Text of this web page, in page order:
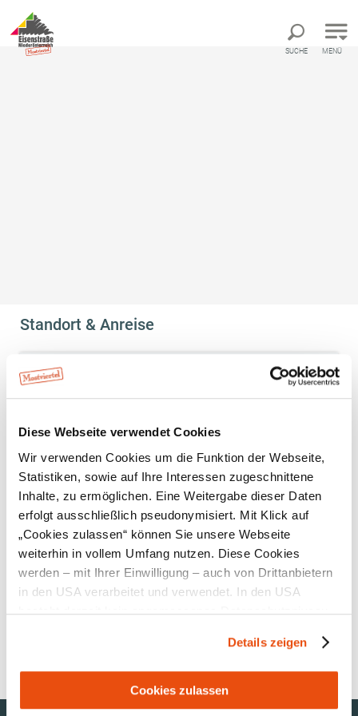
Diese Webseite verwendet Cookies
Wir verwenden Cookies um die Funktion der Webseite,
Statistiken, sowie auf Ihre Interessen zugeschnittene
Inhalte, zu ermöglichen. Eine Weitergabe dieser Daten
erfolgt ausschließlich pseudonymisiert. Mit Klick auf
„Cookies zulassen“ können Sie unsere Webseite
weiterhin in vollem Umfang nutzen. Diese Cookies
werden – mit Ihrer Einwilligung – auch von Drittanbietern
in den USA verarbeitet und verwendet. In den USA
besteht derzeit kein angemessenes Datenschutzniveau,
Sicherheitsbehörden entsprechende Anordnungen
gegenüber den Drittanbietern (Google und Meta
Platforms, Inc.) treffen, um Zugriff zu Daten zu Kontroll-
und Überwachungszwecken zu erhalten. Dagegen gibt es
Details zeigen
Cookies zulassen
Direkt zur Volltextsuche
Direkt zum Inhalt
SUCHE MENÜ
Standort & Anreise
Kontakt
Öffentliche Anreise
Route mit Google Maps
Lage/Karte
Empfehlungen und Tipps in der Umgebung